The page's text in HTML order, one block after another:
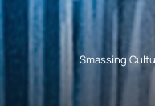
Smassing